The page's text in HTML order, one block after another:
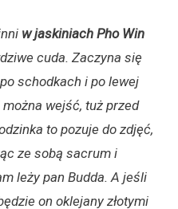
w jaskiniach Pho Win
cuda. Zaczyna się
schodkach i po lewej
wejść, tuż przed
to pozuje do zdjęć,
ze sobą sacrum i
leży pan Budda. A jeśli
on oklejany złotymi